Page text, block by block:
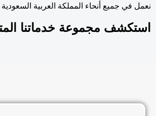
نعمل في جميع أنحاء المملكة العربية السعودية
استكشف مجموعة خدماتنا